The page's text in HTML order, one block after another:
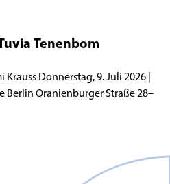
bereits 1983 die Idee, eine
Tenenbom
9. Juli 2026 |